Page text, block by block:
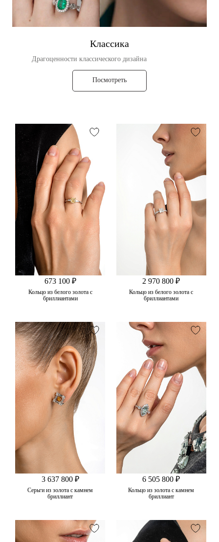
Классика
Драгоценности классического дизайна
Посмотреть
673 100 ₽
Кольцо из белого золота с
бриллиантами
2 970 800 ₽
Кольцо из белого золота с
бриллиантами
3 637 800 ₽
Серьги из золота с камнем
бриллиант
6 505 800 ₽
Кольцо из золота с камнем
бриллиант